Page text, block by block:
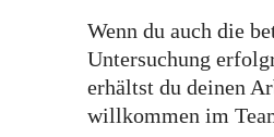
Wenn du auch die
Untersuchung
erhältst du deinen
willkommen im